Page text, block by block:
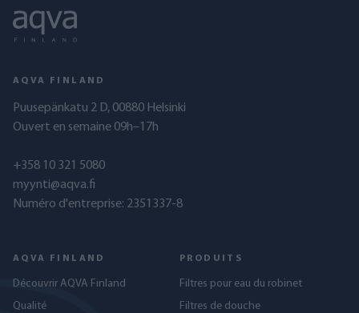
AQVA FINLAND
Puusepänkatu 2 D, 00880 Helsinki
Ouvert en semaine 09h–17h
+358 10 321 5080
myynti@aqva.fi
Numéro d'entreprise: 2351337-8
AQVA FINLAND
Découvrir AQVA Finland
Qualité
PRODUITS
Filtres pour eau du robinet
Filtres de douche